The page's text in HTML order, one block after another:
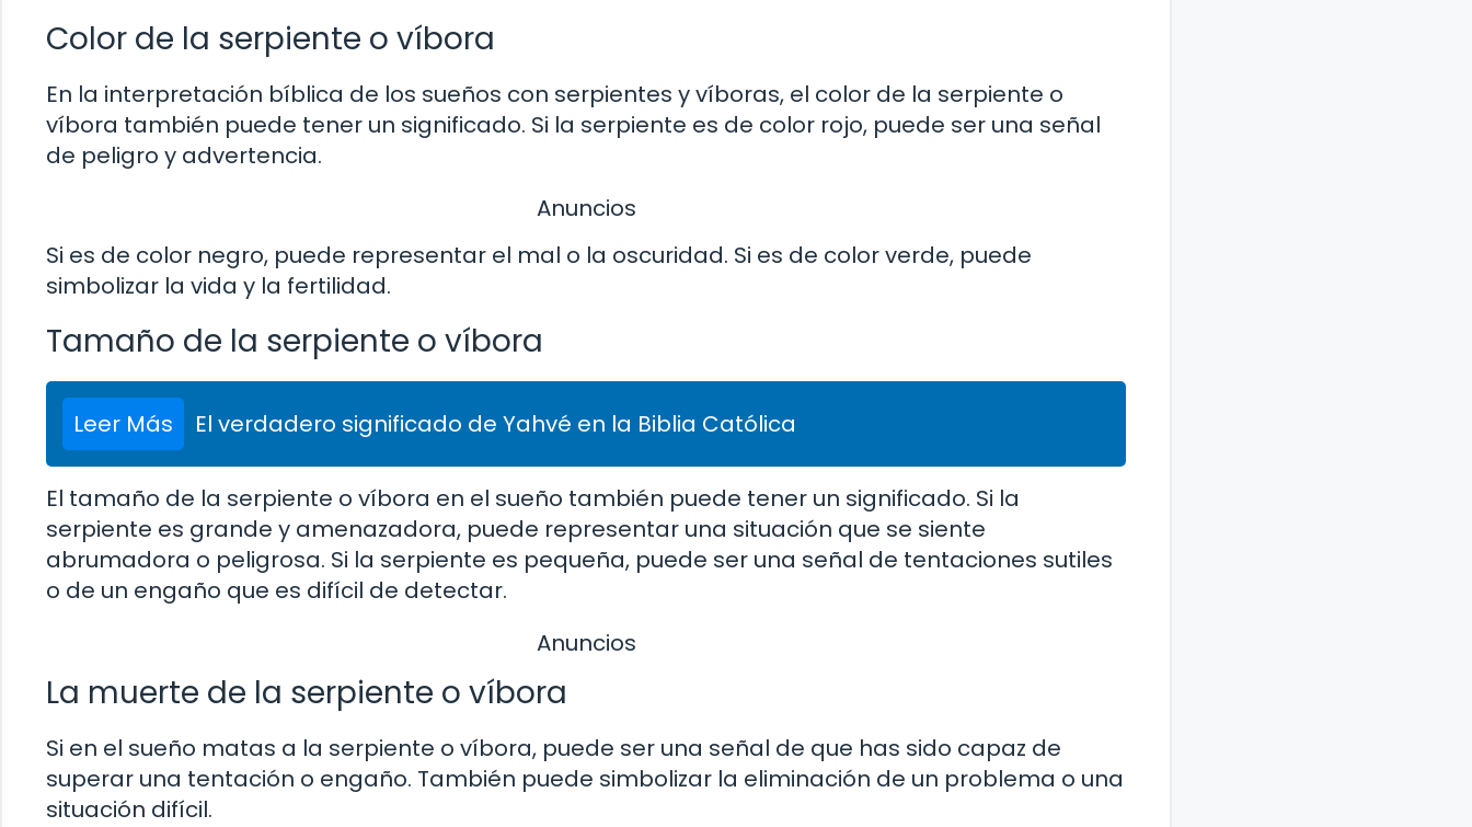
Color de la serpiente o víbora
En la interpretación bíblica de los sueños con serpientes y víboras, el color de la serpiente o
víbora también puede tener un significado. Si la serpiente es de color rojo, puede ser una señal
de peligro y advertencia.
Anuncios
Si es de color negro, puede representar el mal o la oscuridad. Si es de color verde, puede
simbolizar la vida y la fertilidad.
Tamaño de la serpiente o víbora
Leer Más El verdadero significado de Yahvé en la Biblia Católica
El tamaño de la serpiente o víbora en el sueño también puede tener un significado. Si la
serpiente es grande y amenazadora, puede representar una situación que se siente
abrumadora o peligrosa. Si la serpiente es pequeña, puede ser una señal de tentaciones sutiles
o de un engaño que es difícil de detectar.
Anuncios
La muerte de la serpiente o víbora
Si en el sueño matas a la serpiente o víbora, puede ser una señal de que has sido capaz de
superar una tentación o engaño. También puede simbolizar la eliminación de un problema o una
situación difícil.